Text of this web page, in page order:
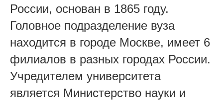
России, основан в 1865 году.
Головное подразделение вуза
находится в городе Москве, имеет 6
филиалов в разных городах России.
Учредителем университета
является Министерство науки и